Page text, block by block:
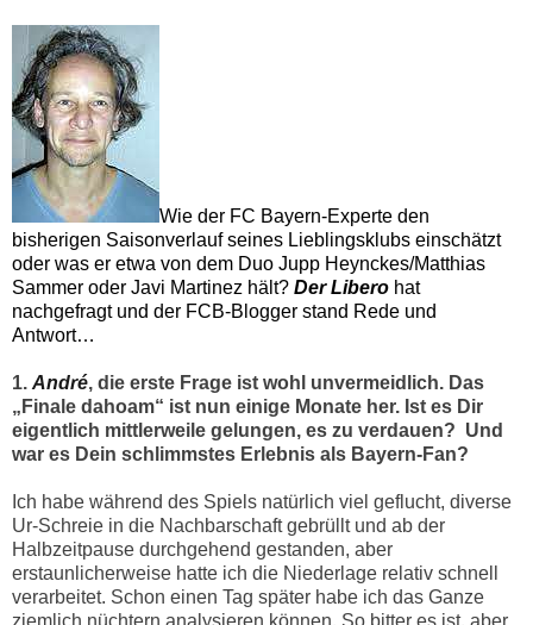
Wie der FC Bayern-Experte den
bisherigen Saisonverlauf seines Lieblingsklubs einschätzt
oder was er etwa von dem Duo Jupp Heynckes/Matthias
Sammer oder Javi Martinez hält? Der Libero hat
nachgefragt und der FCB-Blogger stand Rede und
Antwort…
1. André, die erste Frage ist wohl unvermeidlich. Das
„Finale dahoam“ ist nun einige Monate her. Ist es Dir
eigentlich mittlerweile gelungen, es zu verdauen? Und
war es Dein schlimmstes Erlebnis als Bayern-Fan?
Ich habe während des Spiels natürlich viel geflucht, diverse
Ur-Schreie in die Nachbarschaft gebrüllt und ab der
Halbzeitpause durchgehend gestanden, aber
erstaunlicherweise hatte ich die Niederlage relativ schnell
verarbeitet. Schon einen Tag später habe ich das Ganze
ziemlich nüchtern analysieren können. So bitter es ist, aber